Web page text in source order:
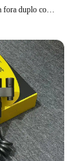
G1/2 1 em dois para fora duplo controle máquina de lavar torneira válvula triângulo pia da cozinha pia do banheiro torneira da bacia acessórios